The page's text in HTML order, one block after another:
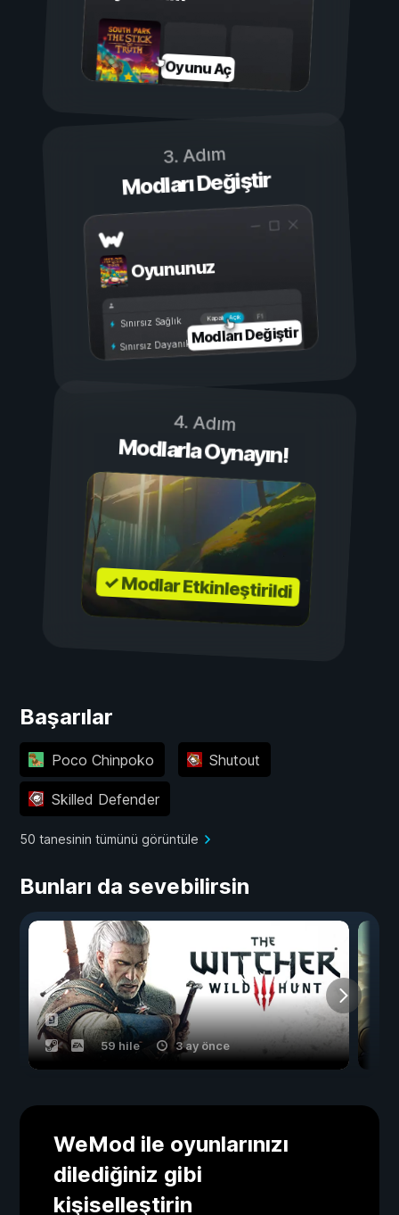
Oyunu Aç
3. Adım
Modları Değiştir
Oyununuz
Açık
Kapalı
Sınırsız Sağlık
Sınırsız DayanıklılıkModları Değiştir
4. Adım
Modlarla Oynayın!
✓ Modlar Etkinleştirildi
Başarılar
Poco Chinpoko Shutout
Skilled Defender
50 tanesinin tümünü görüntüle
Bunları da sevebilirsin
59 hile 3 ay önce
WeMod ile oyunlarınızı
dilediğiniz gibi
kişiselleştirin